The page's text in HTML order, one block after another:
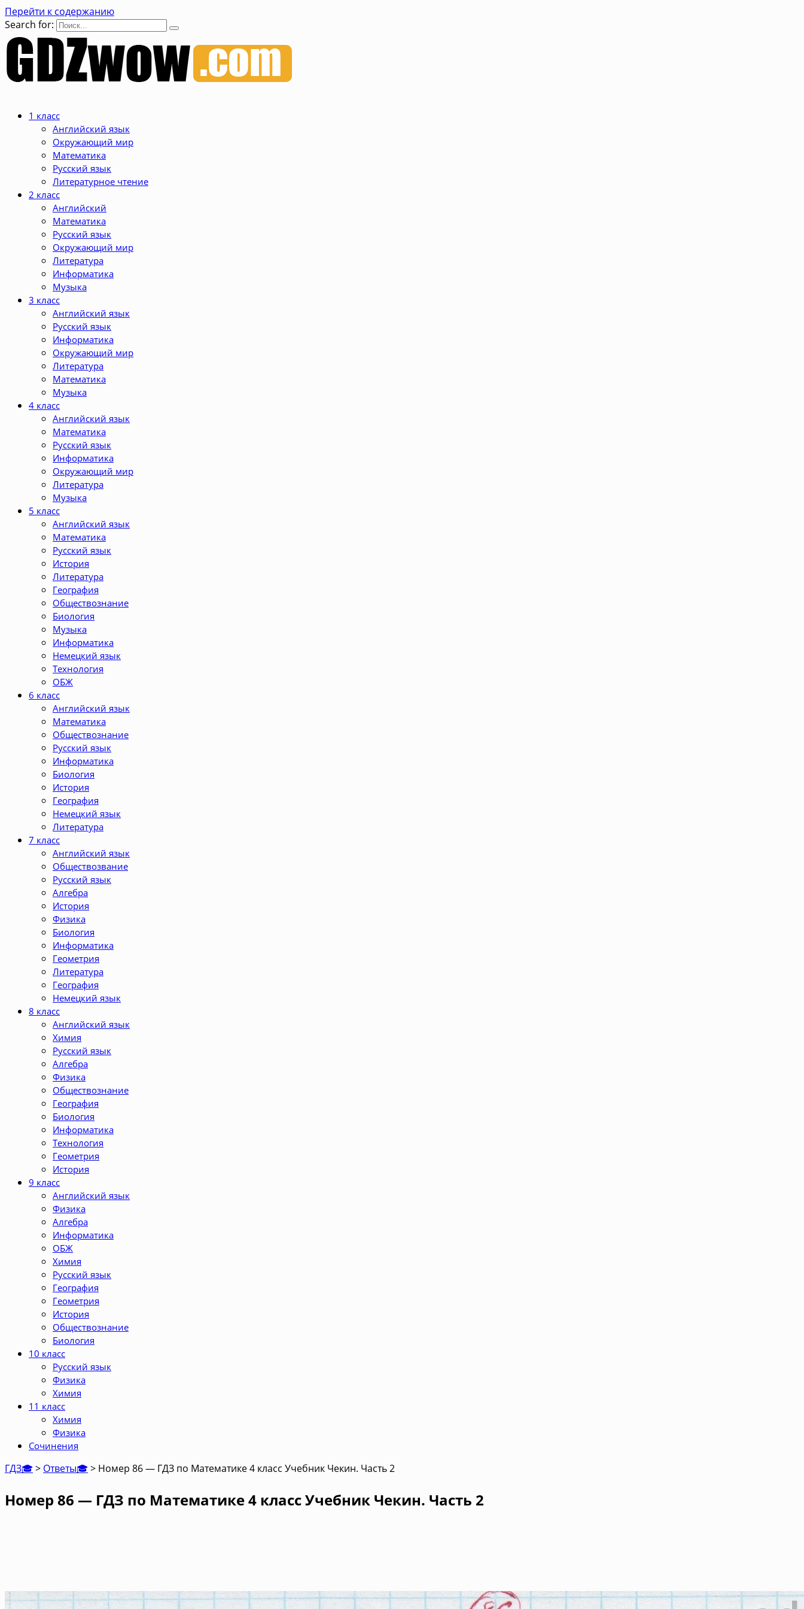
Перейти к содержанию
Search for:
1 класс
Английский язык
Окружающий мир
Математика
Русский язык
Литературное чтение
2 класс
Английский
Математика
Русский язык
Окружающий мир
Литература
Информатика
Музыка
3 класс
Английский язык
Русский язык
Информатика
Окружающий мир
Литература
Математика
Музыка
4 класс
Английский язык
Математика
Русский язык
Информатика
Окружающий мир
Литература
Музыка
5 класс
Английский язык
Математика
Русский язык
История
Литература
География
Обществознание
Биология
Музыка
Информатика
Немецкий язык
Технология
ОБЖ
6 класс
Английский язык
Математика
Обществознание
Русский язык
Информатика
Биология
История
География
Немецкий язык
Литература
7 класс
Английский язык
Обществозвание
Русский язык
Алгебра
История
Физика
Биология
Информатика
Геометрия
Литература
География
Немецкий язык
8 класс
Английский язык
Химия
Русский язык
Алгебра
Физика
Обществознание
География
Биология
Информатика
Технология
Геометрия
История
9 класс
Английский язык
Физика
Алгебра
Информатика
ОБЖ
Химия
Русский язык
География
Геометрия
История
Обществознание
Биология
10 класс
Русский язык
Физика
Химия
11 класс
Химия
Физика
Сочинения
ГДЗ🎓> Ответы🎓> Номер 86 — ГДЗ по Математике 4 класс Учебник Чекин. Часть 2
Номер 86 — ГДЗ по Математике 4 класс Учебник Чекин. Часть 2